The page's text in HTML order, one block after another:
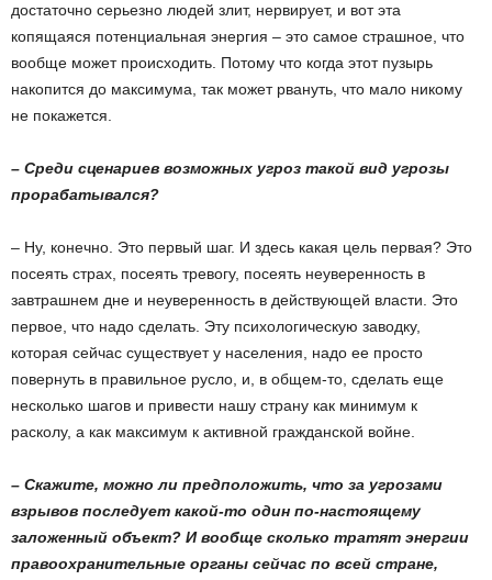
достаточно серьезно людей злит, нервирует, и вот эта
копящаяся потенциальная энергия – это самое страшное, что
вообще может происходить. Потому что когда этот пузырь
накопится до максимума, так может рвануть, что мало никому
не покажется.
– Среди сценариев возможных угроз такой вид угрозы
прорабатывался?
– Ну, конечно. Это первый шаг. И здесь какая цель первая? Это
посеять страх, посеять тревогу, посеять неуверенность в
завтрашнем дне и неуверенность в действующей власти. Это
первое, что надо сделать. Эту психологическую заводку,
которая сейчас существует у населения, надо ее просто
повернуть в правильное русло, и, в общем-то, сделать еще
несколько шагов и привести нашу страну как минимум к
расколу, а как максимум к активной гражданской войне.
– Скажите, можно ли предположить, что за угрозами
взрывов последует какой-то один по-настоящему
заложенный объект? И вообще сколько тратят энергии
правоохранительные органы сейчас по всей стране,